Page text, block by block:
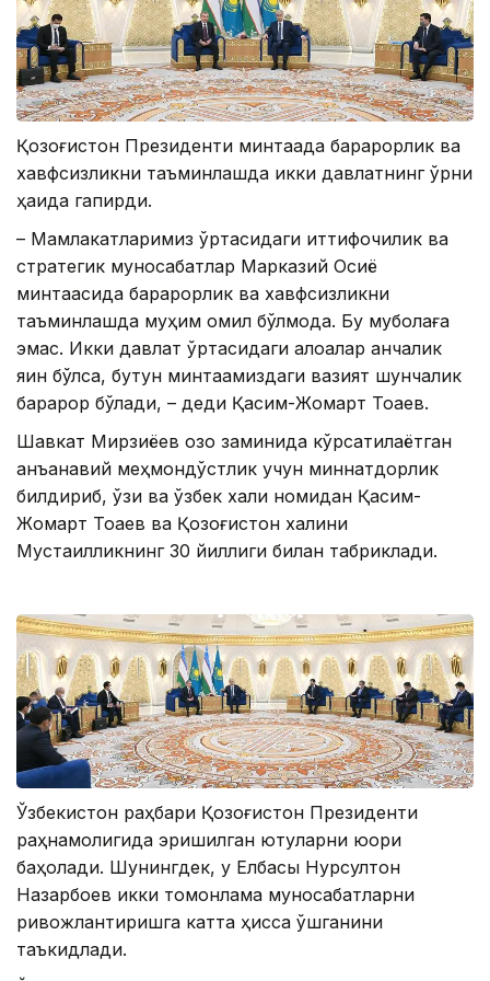
Қозоғистон Президенти минтақада барқарорлик ва
хавфсизликни таъминлашда икки давлатнинг ўрни
ҳақида гапирди.
– Мамлакатларимиз ўртасидаги иттифоқчилик ва
стратегик муносабатлар Марказий Осиё
минтақасида барқарорлик ва хавфсизликни
таъминлашда муҳим омил бўлмоқда. Бу муболаға
эмас. Икки давлат ўртасидаги алоқалар қанчалик
яқин бўлса, бутун минтақамиздаги вазият шунчалик
барқарор бўлади, – деди Қасим-Жомарт Тоқаев.
Шавкат Мирзиёев қозоқ заминида кўрсатилаётган
анъанавий меҳмондўстлик учун миннатдорлик
билдириб, ўзи ва ўзбек халқи номидан Қасим-
Жомарт Тоқаев ва Қозоғистон халқини
Мустақилликнинг 30 йиллиги билан табриклади.
Ўзбекистон раҳбари Қозоғистон Президенти
раҳнамолигида эришилган ютуқларни юқори
баҳолади. Шунингдек, у Елбасы Нурсултон
Назарбоев икки томонлама муносабатларни
ривожлантиришга катта ҳисса қўшганини
таъкидлади.